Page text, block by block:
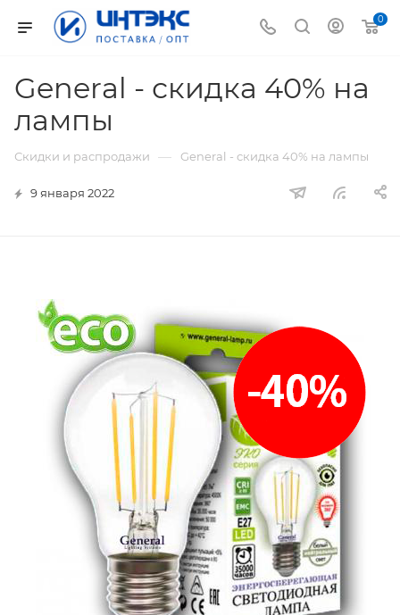
0
General - скидка 40% на
лампы
Скидки и распродажи — General - скидка 40% на лампы
9 января 2022